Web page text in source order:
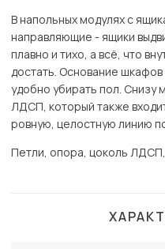
В напольных модулях с
направляющие - ящики
плавно и тихо, а всё, что
достать. Основание
удобно убирать пол. Снизу
ЛДСП, который также
ровную, целостную линию
Петли, опора, цоколь ЛДСП,